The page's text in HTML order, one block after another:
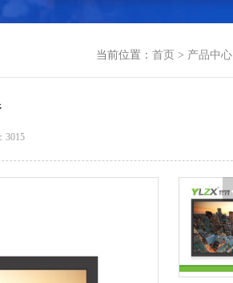
当前位置： 首页 > 产品中心
3015